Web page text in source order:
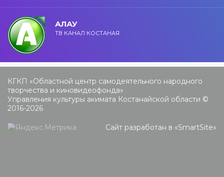
АЛАУ
ТВ КАНАЛ КОСТАНАЯ
КГКП «Областной центр самодеятельного народного
творчества и киновидеофонда»
Управления культуры акимата Костанайской области ©
2016-2026
Сайт разработан в «SmartSite»